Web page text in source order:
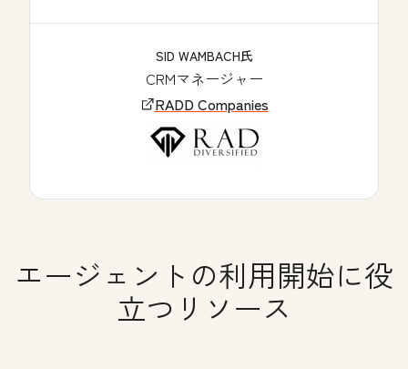
SID WAMBACH氏
CRMマネージャー
RADD Companies
エージェントの利用開始に役
立つリソース